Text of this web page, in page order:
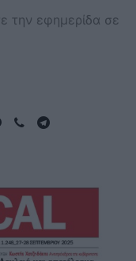
την εφημερίδα σε